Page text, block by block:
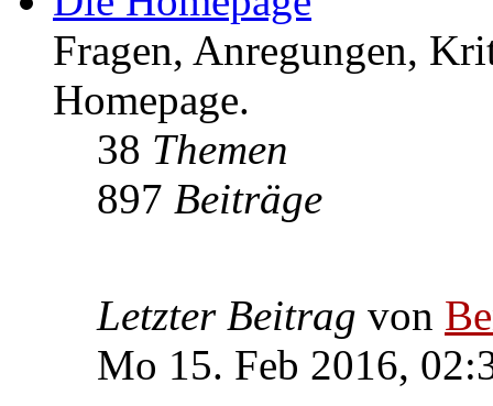
Fragen, Anregungen,
Homepage.
38 Themen
897 Beiträge
Letzter Beitrag von
Mo 15. Feb 2016,